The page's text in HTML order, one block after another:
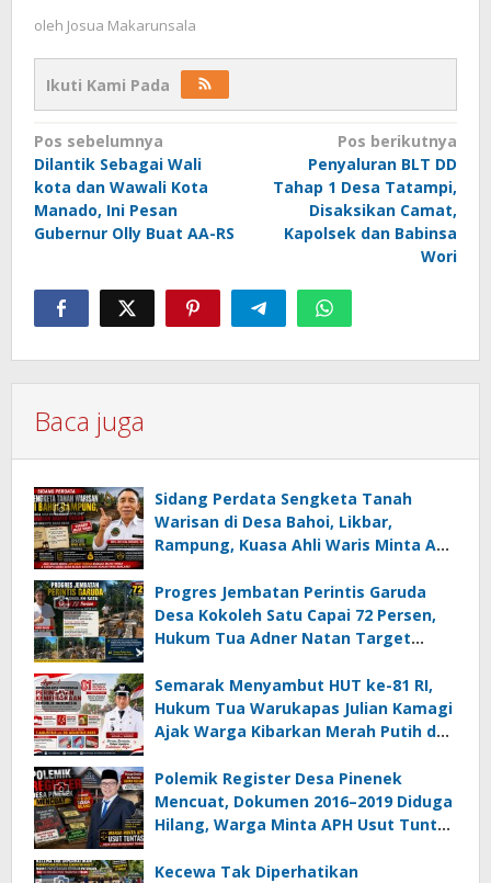
oleh Josua Makarunsala
Ikuti Kami Pada
Navigasi
pos
Pos sebelumnya
Dilantik Sebagai Wali
kota dan Wawali Kota
Manado, Ini Pesan
Gubernur Olly Buat AA-RS
Pos berikutnya
Penyaluran BLT DD
Tahap 1 Desa Tatampi,
Disaksikan Camat,
Kapolsek dan Babinsa
Wori
Baca juga
Sidang Perdata Sengketa Tanah
Warisan di Desa Bahoi, Likbar,
Rampung, Kuasa Ahli Waris Minta APH
Korupsi Dandes
Progres Jembatan Perintis Garuda
Desa Kokoleh Satu Capai 72 Persen,
Hukum Tua Adner Natan Target
Semarak Menyambut HUT ke-81 RI,
Hukum Tua Warukapas Julian Kamagi
Ajak Warga Kibarkan Merah Putih dan
Polemik Register Desa Pinenek
Mencuat, Dokumen 2016–2019 Diduga
Hilang, Warga Minta APH Usut Tuntas
Kumtua HK
Kecewa Tak Diperhatikan